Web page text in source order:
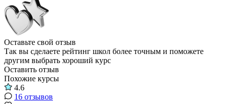
Оставьте свой отзыв
Так вы сделаете рейтинг школ более точным и поможете
другим выбрать хороший курс
Оставить отзыв
Похожие курсы
4.6
16 отзывов